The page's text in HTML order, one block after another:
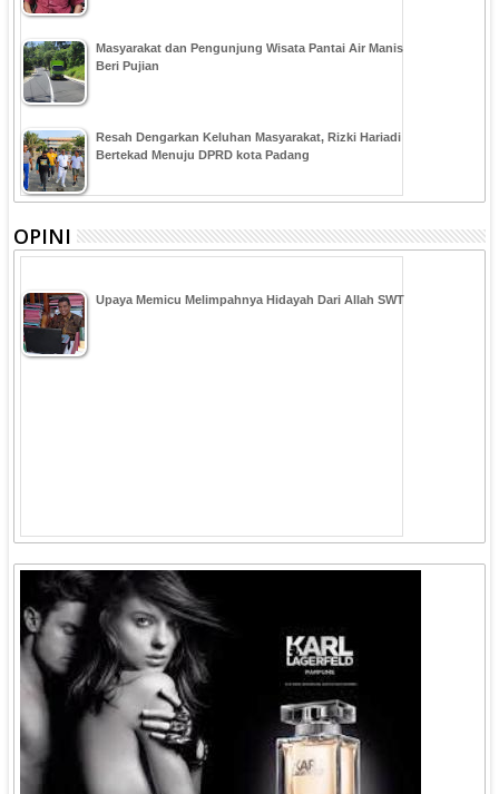
Masyarakat dan Pengunjung Wisata Pantai Air Manis
Beri Pujian
Resah Dengarkan Keluhan Masyarakat, Rizki Hariadi
Bertekad Menuju DPRD kota Padang
OPINI
Upaya Memicu Melimpahnya Hidayah Dari Allah SWT